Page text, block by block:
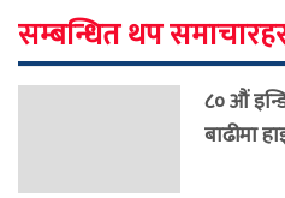
सम्बन्धित थप
८० औं
बाढीमा